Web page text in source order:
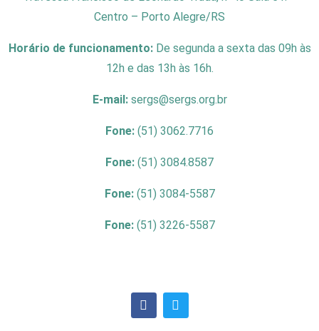
Centro – Porto Alegre/RS
Horário de funcionamento: De segunda a sexta das 09h às
12h e das 13h às 16h.
E-mail: sergs@sergs.org.br
Fone: (51) 3062.7716
Fone: (51) 3084.8587
Fone: (51) 3084-5587
Fone: (51) 3226-5587